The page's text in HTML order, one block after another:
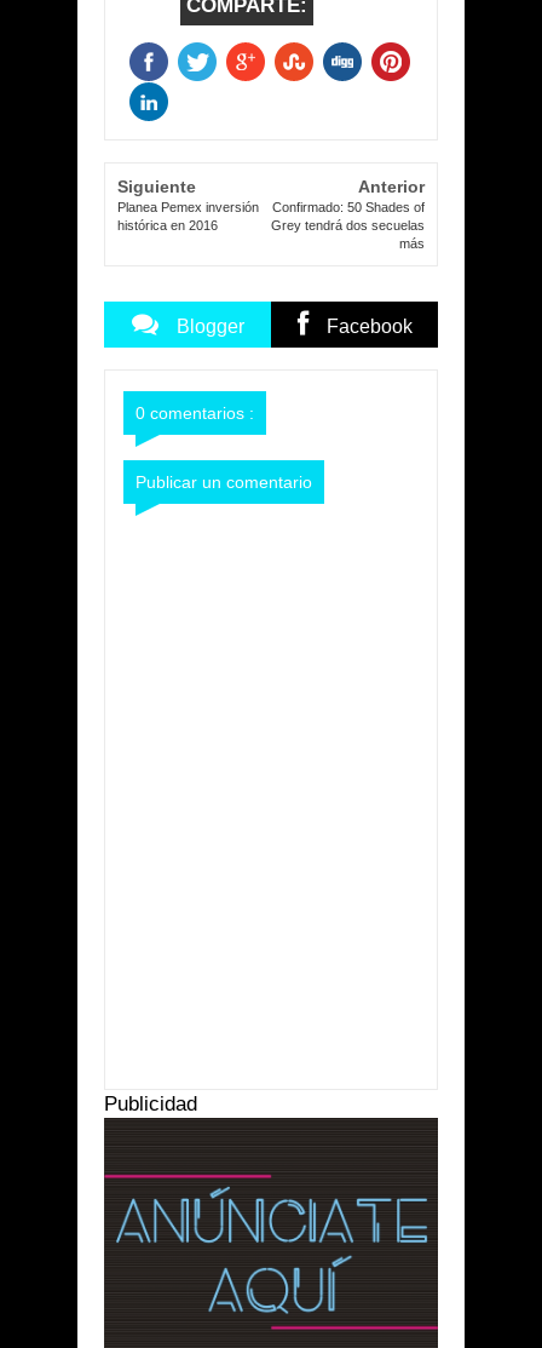
COMPARTE:
Siguiente
Planea Pemex inversión
histórica en 2016
Anterior
Confirmado: 50 Shades of
Grey tendrá dos secuelas
más
Blogger Facebook
0 comentarios :
Publicar un comentario
Publicidad